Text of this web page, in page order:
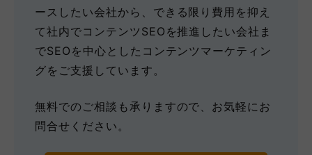
ースしたい会社から、できる限り費用を抑え
て社内でコンテンツSEOを推進したい会社ま
でSEOを中心としたコンテンツマーケティン
グをご支援しています。
無料でのご相談も承りますので、お気軽にお
問合せください。